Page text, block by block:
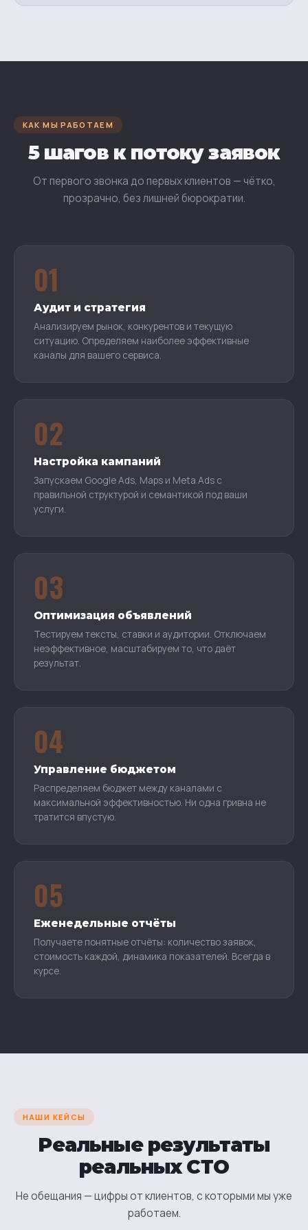
КАК МЫ РАБОТАЕМ
5 шагов к потоку заявок
От первого звонка до первых клиентов — чётко,
прозрачно, без лишней бюрократии.
01
Аудит и стратегия
Анализируем рынок, конкурентов и текущую
ситуацию. Определяем наиболее эффективные
каналы для вашего сервиса.
02
Настройка кампаний
Запускаем Google Ads, Maps и Meta Ads с
правильной структурой и семантикой под ваши
услуги.
03
Оптимизация объявлений
Тестируем тексты, ставки и аудитории. Отключаем
неэффективное, масштабируем то, что даёт
результат.
04
Управление бюджетом
Распределяем бюджет между каналами с
максимальной эффективностью. Ни одна гривна не
тратится впустую.
05
Еженедельные отчёты
Получаете понятные отчёты: количество заявок,
стоимость каждой, динамика показателей. Всегда в
курсе.
НАШИ КЕЙСЫ
Реальные результаты
реальных СТО
Не обещания — цифры от клиентов, с которыми мы уже
работаем.